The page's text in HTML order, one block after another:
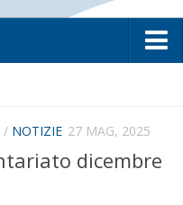
/ NOTIZIE 27 MAG, 2025
dicembre